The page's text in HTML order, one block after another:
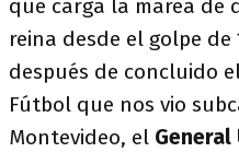
que carga la marea de
reina desde el golpe de
después de concluido
Fútbol que nos vio
Montevideo, el General